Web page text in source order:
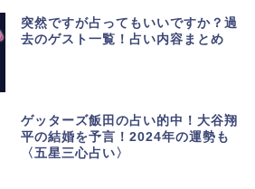
突然ですが占ってもいいですか？過
去のゲスト一覧！占い内容まとめ
ゲッターズ飯田の占い的中！大谷翔
平の結婚を予言！2024年の運勢も
〈五星三心占い〉